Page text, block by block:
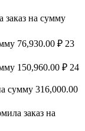
заказ на сумму
76,930.00 ₽ 23
150,960.00 ₽ 24
сумму 316,000.00
заказ на